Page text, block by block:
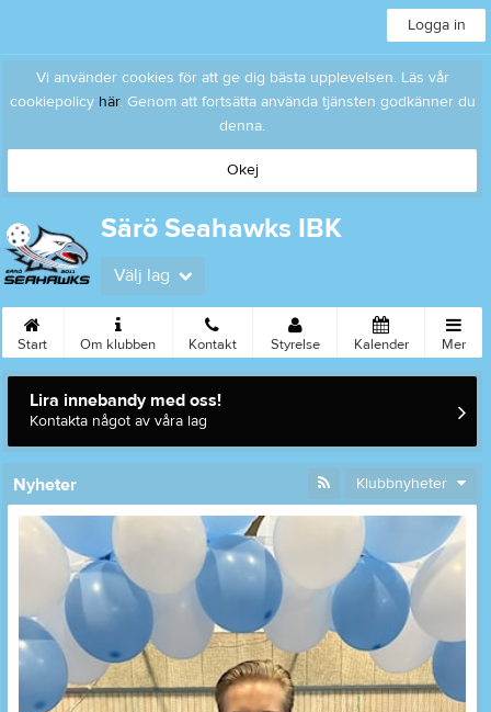
Logga in
Vi använder cookies för att ge dig bästa upplevelsen. Läs vår
cookiepolicy här. Genom att fortsätta använda tjänsten godkänner du
denna.
Okej
Särö Seahawks IBK
Välj lag
Start Om klubben Kontakt Styrelse Kalender Mer
Lira innebandy med oss!
Kontakta något av våra lag
Nyheter Klubbnyheter